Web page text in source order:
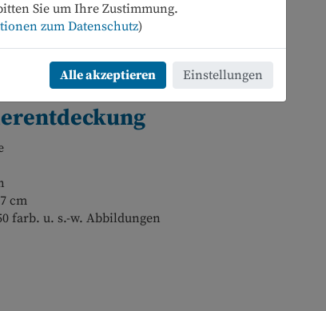
Sie um Ihre Zustimmung.
zum Datenschutz)
Alle akzeptieren Einstellungen
Artikel 125 von 137
Die Hauptkirche
Viertel – eine
cm
farb. u. s.-w. Abbildungen